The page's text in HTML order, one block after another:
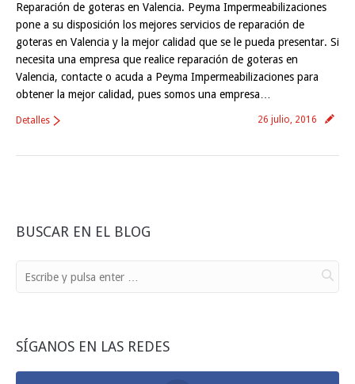
Reparación de goteras en Valencia. Peyma Impermeabilizaciones
pone a su disposición los mejores servicios de reparación de
goteras en Valencia y la mejor calidad que se le pueda presentar. Si
necesita una empresa que realice reparación de goteras en
Valencia, contacte o acuda a Peyma Impermeabilizaciones para
obtener la mejor calidad, pues somos una empresa…
26 julio, 2016
Detalles
BUSCAR EN EL BLOG
SÍGANOS EN LAS REDES